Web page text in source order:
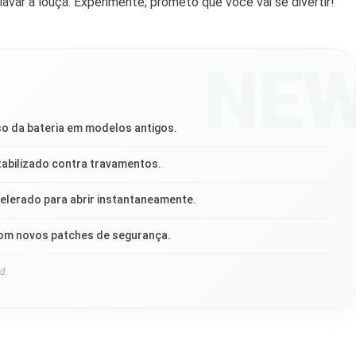
da bateria em modelos antigos.
contra travamentos.
para abrir instantaneamente.
novos patches de segurança.